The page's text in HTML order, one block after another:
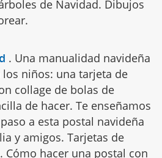
de Navidad. Dibujos
. Una manualidad navideña
niños: una tarjeta de
collage de bolas de
de hacer. Te enseñamos
a esta postal navideña
y amigos. Tarjetas de
Cómo hacer una postal con